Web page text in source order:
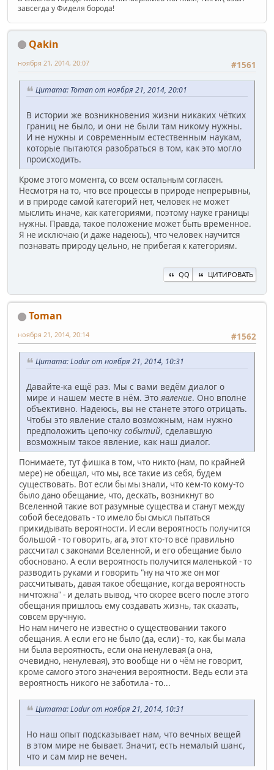
завсегда у Фиделя борода!
Qakin
#1561
ноября 21, 2014, 20:07
Цитата: Toman от ноября 21, 2014, 20:01
В истории же возникновения жизни никаких чётких
границ не было, и они не были там никому нужны.
И не нужны и современным естественным наукам,
которые пытаются разобраться в том, как это могло
происходить.
Кроме этого момента, со всем остальным согласен.
Несмотря на то, что все процессы в природе непрерывны,
и в природе самой категорий нет, человек не может
мыслить иначе, как категориями, поэтому науке границы
нужны. Правда, такое положение может быть временное.
Я не исключаю (и даже надеюсь), что человек научится
познавать природу цельно, не прибегая к категориям.
QQ ЦИТИРОВАТЬ
Toman
#1562
ноября 21, 2014, 20:14
Цитата: Lodur от ноября 21, 2014, 10:31
Давайте-ка ещё раз. Мы с вами ведём диалог о
мире и нашем месте в нём. Этоявление. Оно вполне
объективно. Надеюсь, вы не станете этого отрицать.
Чтобы это явление стало возможным, нам нужно
предположить цепочку событий, сделавшую
возможным такое явление, как наш диалог.
Понимаете, тут фишка в том, что никто (нам, по крайней
мере) не обещал, что мы, все такие из себя, будем
существовать. Вот если бы мы знали, что кем-то кому-то
было дано обещание, что, дескать, возникнут во
Вселенной такие вот разумные существа и станут между
собой беседовать - то имело бы смысл пытаться
прикидывать вероятности. И если вероятность получится
большой - то говорить, ага, этот кто-то всё правильно
рассчитал с законами Вселенной, и его обещание было
обосновано. А если вероятность получится маленькой - то
разводить руками и говорить "ну на что же он мог
рассчитывать, давая такое обещание, когда вероятность
ничтожна" - и делать вывод, что скорее всего после этого
обещания пришлось ему создавать жизнь, так сказать,
совсем вручную.
Но нам ничего не известно о существовании такого
обещания. А если его не было (да, если) - то, как бы мала
ни была вероятность, если она ненулевая (а она,
очевидно, ненулевая), это вообще ни о чём не говорит,
кроме самого этого значения вероятности. Ведь если эта
вероятность никого не заботила - то...
Цитата: Lodur от ноября 21, 2014, 10:31
Но наш опыт подсказывает нам, что вечных вещей
в этом мире не бывает. Значит, есть немалый шанс,
что и сам мир не вечен.